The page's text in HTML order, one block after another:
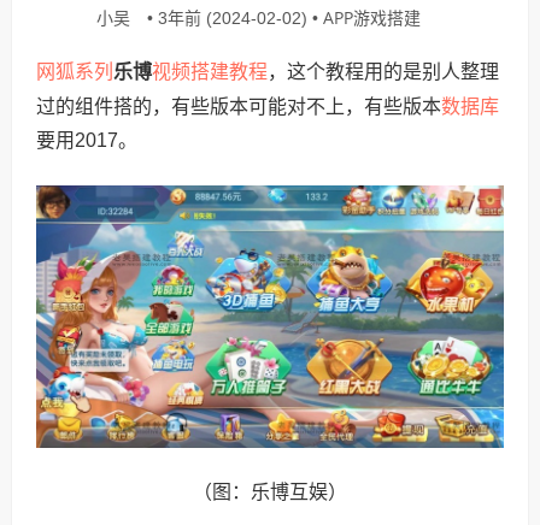
小吴 • 3年前 (2024-02-02) • APP游戏搭建
网狐系列乐博视频搭建教程，这个教程用的是别人整理
过的组件搭的，有些版本可能对不上，有些版本数据库
要用2017。
（图：乐博互娱）